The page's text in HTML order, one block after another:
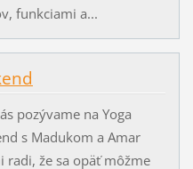
funkciami a...
pozývame na Yoga
s Madukom a Amar
radi, že sa opäť môžme